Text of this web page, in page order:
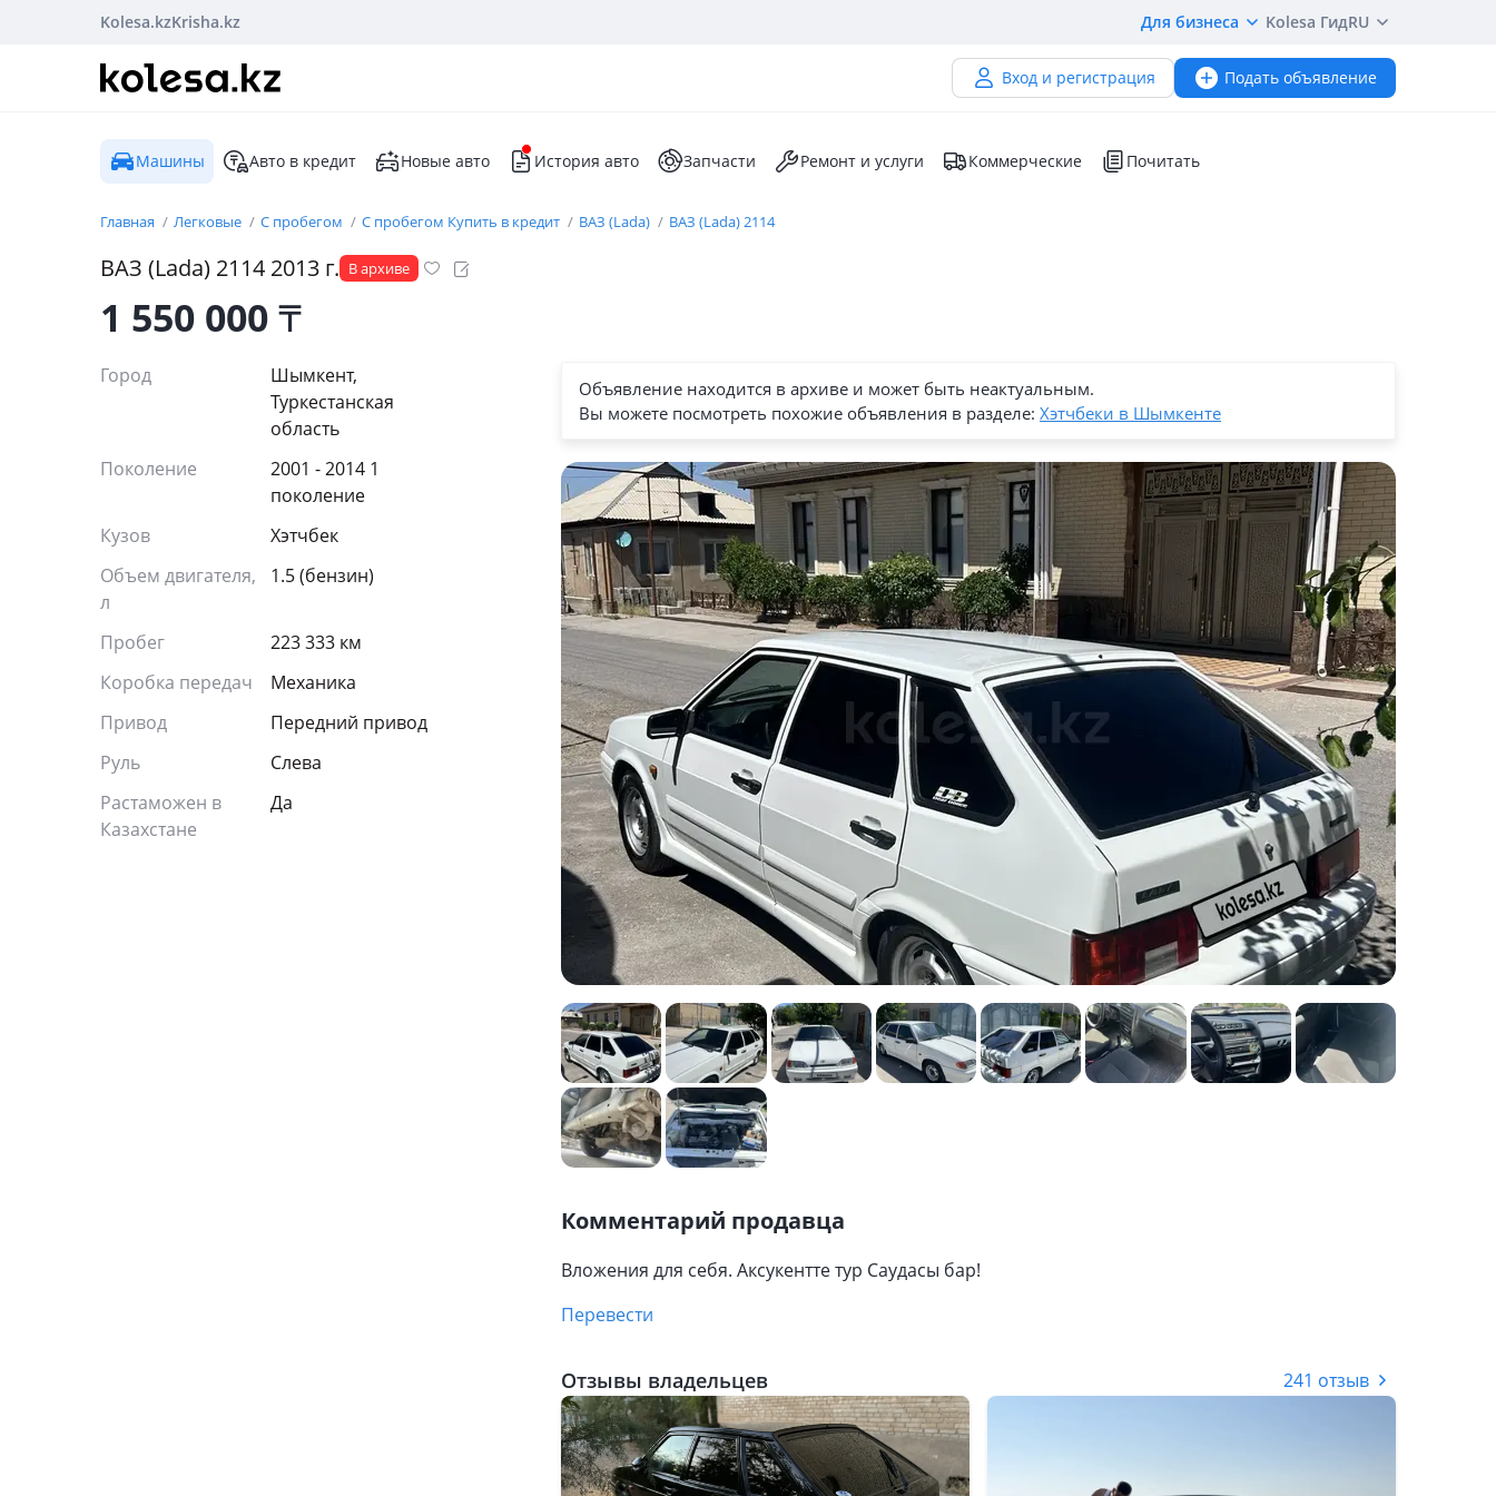
Kolesa.kzKrisha.kz Для бизнеса Kolesa ГидRU
Вход и регистрация Подать объявление
Машины Авто в кредит Новые авто История авто Запчасти Ремонт и услуги Коммерческие Почитать
Главная Легковые С пробегом С пробегом Купить в кредит ВАЗ (Lada) ВАЗ (Lada) 2114
ВАЗ (Lada) 2114 2013 г. В архиве
1 550 000₸
Город
Шымкент,
Туркестанская
область
Поколение
2001 - 2014 1
поколение
Кузов
Хэтчбек
Объем двигателя,
л
1.5 (бензин)
Пробег
223 333 км
Коробка передач
Механика
Привод
Передний привод
Руль
Слева
Растаможен в
Казахстане
Да
Объявление находится в архиве и может быть неактуальным.
Вы можете посмотреть похожие объявления в разделе: Хэтчбеки в Шымкенте
Комментарий продавца
Вложения для себя. Аксукентте тур Саудасы бар!
Перевести
Отзывы владельцев 241 отзыв